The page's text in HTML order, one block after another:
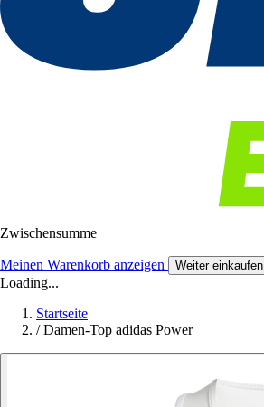
Zwischensumme
Meinen Warenkorb anzeigen Weiter einkaufen
Loading...
Startseite
/ Damen-Top adidas Power